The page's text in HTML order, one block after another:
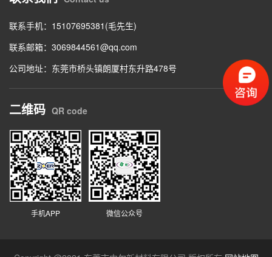
联系手机：15107695381(毛先生)
联系邮箱： 3069844561@qq.com
公司地址：东莞市桥头镇朗厦村东升路478号
二维码 QR code
手机APP 微信公众号